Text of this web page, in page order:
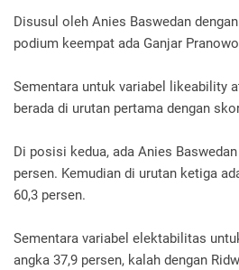
Disusul oleh Anies Baswedan
podium keempat ada Ganjar
Sementara untuk variabel likeability
berada di urutan pertama dengan
Di posisi kedua, ada Anies
persen. Kemudian di urutan ketiga
60,3 persen.
Sementara variabel elektabilitas
angka 37,9 persen, kalah dengan